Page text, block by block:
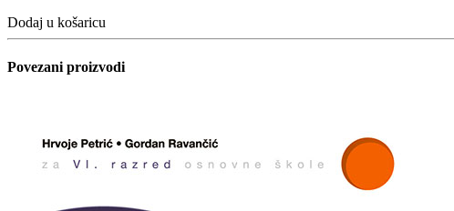
Dodaj u košaricu
Povezani proizvodi